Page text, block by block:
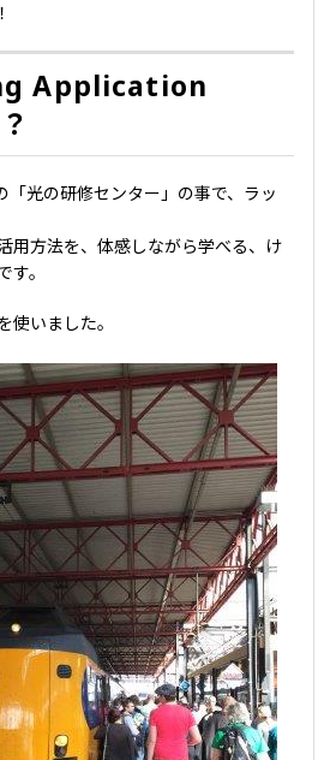
Application
「光の研修センター」の事で、ラッ
用方法を、体感しながら学べる、け
。
使いました。